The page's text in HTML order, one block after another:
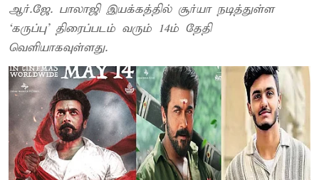
ஆர்.ஜே. பாலாஜி இயக்கத்தில் சூர்யா நடித்துள்ள
‘கருப்பு’ திரைப்படம் வரும் 14ம் தேதி
வெளியாகவுள்ளது.